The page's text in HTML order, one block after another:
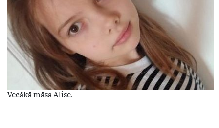
Vecākā māsa Alise.